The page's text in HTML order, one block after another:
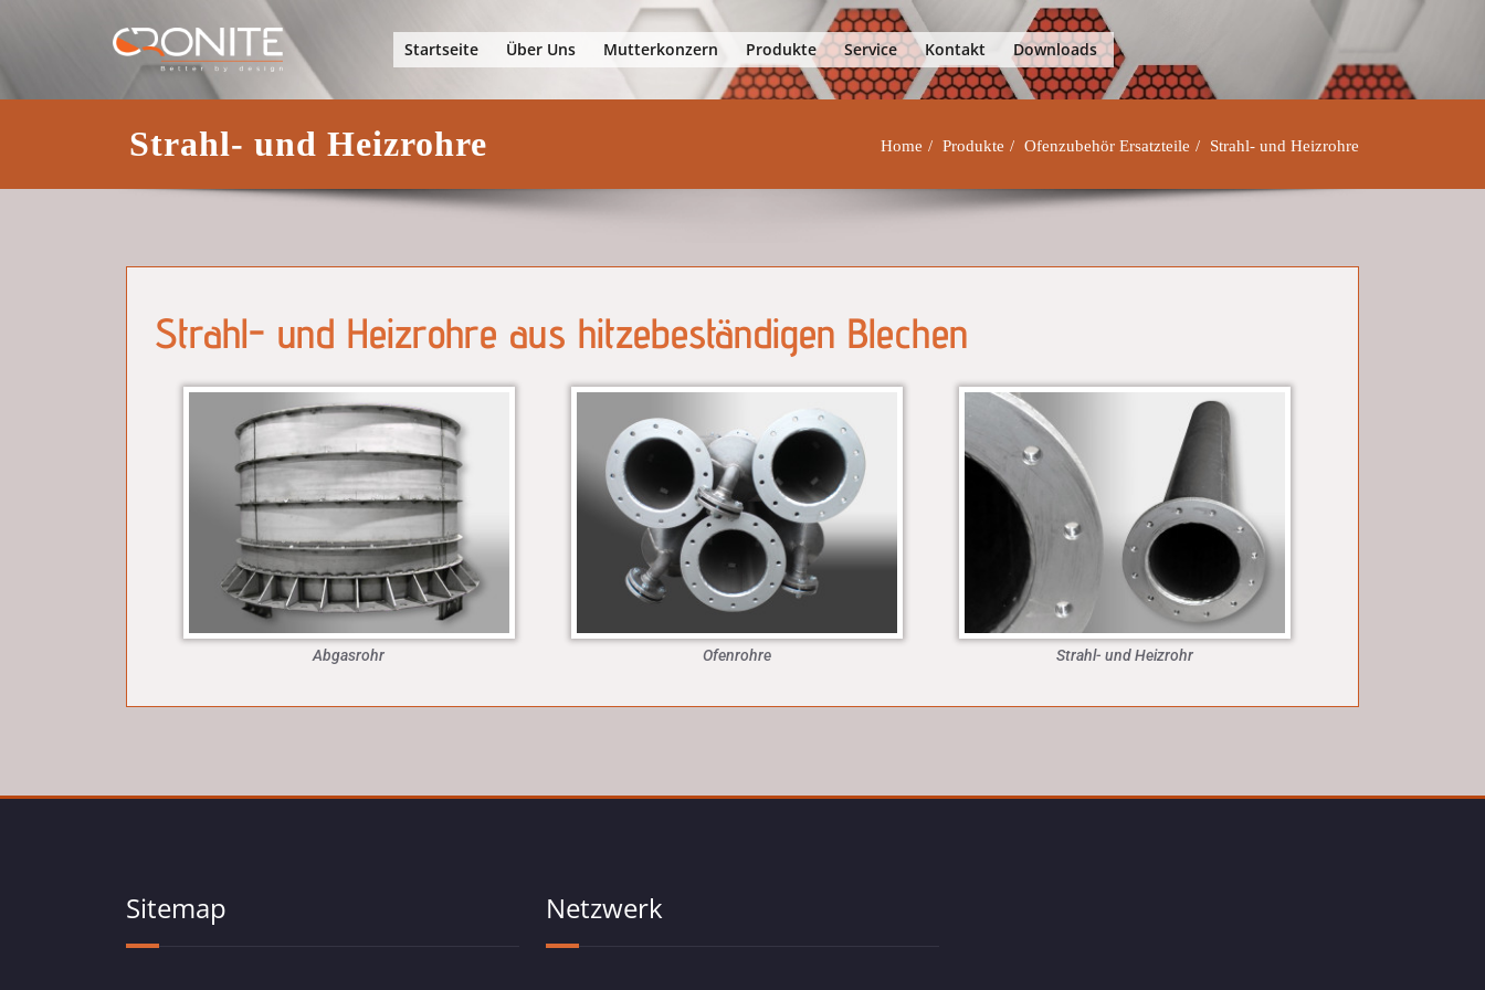
Cronite Klefisch
Startseite Über Uns Mutterkonzern Produkte Service Kontakt Downloads
Strahl- und Heizrohre Home Produkte Ofenzubehör Ersatzteile Strahl- und Heizrohre
Strahl- und Heizrohre aus hitzebeständigen Blechen
Abgasrohr Ofenrohre Strahl- und Heizrohr
Sitemap Netzwerk